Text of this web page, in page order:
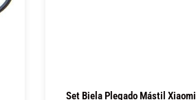
Set Biela Plegado Mástil Xiaomi